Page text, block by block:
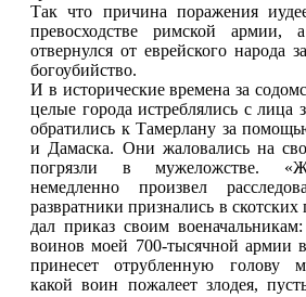
Так что причина поражения
превосходстве римской
отвернулся от еврейского народа
богоубийство.
И в исторические времена за
целые города истреблялись с
обратились к Тамерлану за
и Дамаска. Они жаловались на
погрязли в мужеложстве.
немедленно произвел
развратники признались в
дал приказ своим
воинов моей 700-тысячной армии
принесет отрубленную голову
какой воин пожалеет злодея,